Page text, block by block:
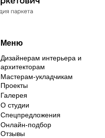
Меню
Дизайнерам интерьера и
архитекторам
Мастерам-укладчикам
Проекты
Галерея
О студии
Спецпредложения
Онлайн-подбор
Отзывы